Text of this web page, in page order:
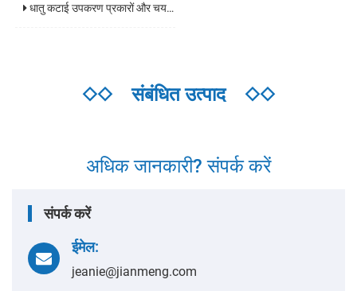
धातु कटाई उपकरण प्रकारों और चयन गाइड का विश्लेषण: प्रसंस्करण दक्षता में सुधार करने की कुंजी
◇◇ संबंधित उत्पाद ◇◇
अधिक जानकारी? संपर्क करें
संपर्क करें
ईमेल:
jeanie@jianmeng.com